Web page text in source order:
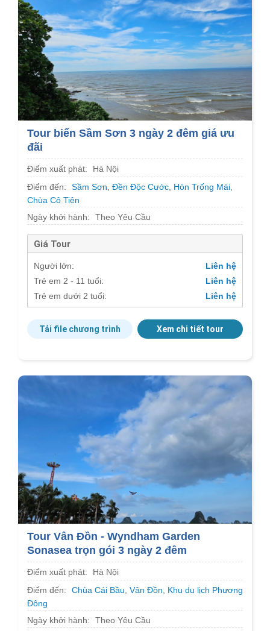
Tour biển Sầm Sơn 3 ngày 2 đêm giá ưu
đãi
Điểm xuất phát:
Hà Nội
Điểm đến:
Sầm Sơn Đền Độc Cước Hòn Trống Mái
Chùa Cô Tiên
Ngày khởi hành:
Theo Yêu Cầu
Giá Tour
Người lớn:
Liên hệ
Trẻ em 2 - 11 tuổi:
Liên hệ
Trẻ em dưới 2 tuổi:
Liên hệ
Tải file chương trình Xem chi tiết tour
Tour Vân Đồn - Wyndham Garden
Sonasea trọn gói 3 ngày 2 đêm
Điểm xuất phát:
Hà Nội
Điểm đến:
Chùa Cái Bầu Vân Đồn
Khu du lịch Phương
Đông
Ngày khởi hành:
Theo Yêu Cầu